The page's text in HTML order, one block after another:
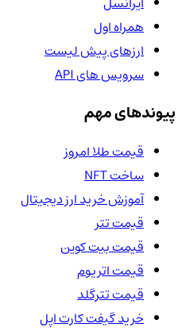
همراه اول
ارزهای پیش لیست
سرویس های API
پیوندهای مهم
قیمت طلا امروز
ساخت NFT
آموزش خرید ارز دیجیتال
قیمت تتر
قیمت بیت کوین
قیمت اتریوم
قیمت تترگلد
خرید گیفت کارت اپل